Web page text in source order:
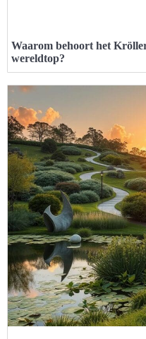
Waarom behoort het
wereldtop?